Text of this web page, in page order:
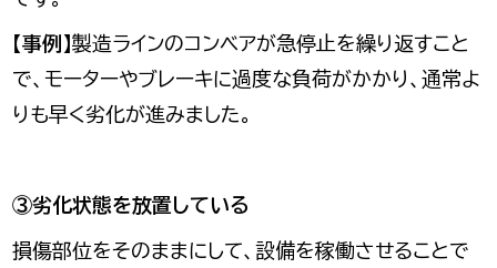
【事例】製造ラインのコンベアが急停止を繰り返すこと
で、モーターやブレーキに過度な負荷がかかり、通常よ
りも早く劣化が進みました。
③劣化状態を放置している
損傷部位をそのままにして、設備を稼働させることで